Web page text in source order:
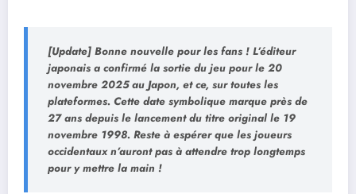
[Update] Bonne nouvelle pour les fans ! L’éditeur
japonais a confirmé la sortie du jeu pour le 20
novembre 2025 au Japon, et ce, sur toutes les
plateformes. Cette date symbolique marque près de
27 ans depuis le lancement du titre original le 19
novembre 1998. Reste à espérer que les joueurs
occidentaux n’auront pas à attendre trop longtemps
pour y mettre la main !